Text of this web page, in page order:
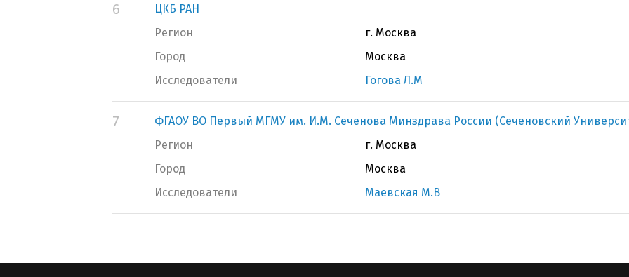
6
ЦКБ РАН
Регион
г. Москва
Город
Москва
Исследователи
Гогова Л.М
7
ФГАОУ ВО Первый МГМУ им. И.М. Сеченова Минздрава России (Сеченовский
Регион
г. Москва
Город
Москва
Исследователи
Маевская М.В